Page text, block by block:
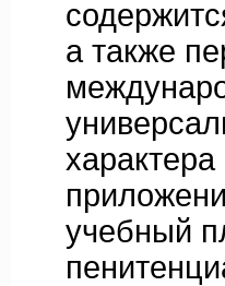
а также
учебный